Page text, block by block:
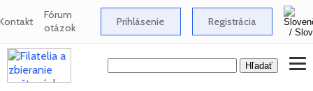
Fórum
otázok Prihlásenie Registrácia